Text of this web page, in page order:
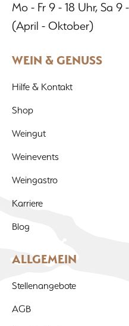
Mo - Fr 9 - 18 Uhr, Sa 9
(April - Oktober)
WEIN & GENUSS
Hilfe & Kontakt
Shop
Weingut
Weinevents
Weingastro
Karriere
Blog
ALLGEMEIN
Stellenangebote
AGB